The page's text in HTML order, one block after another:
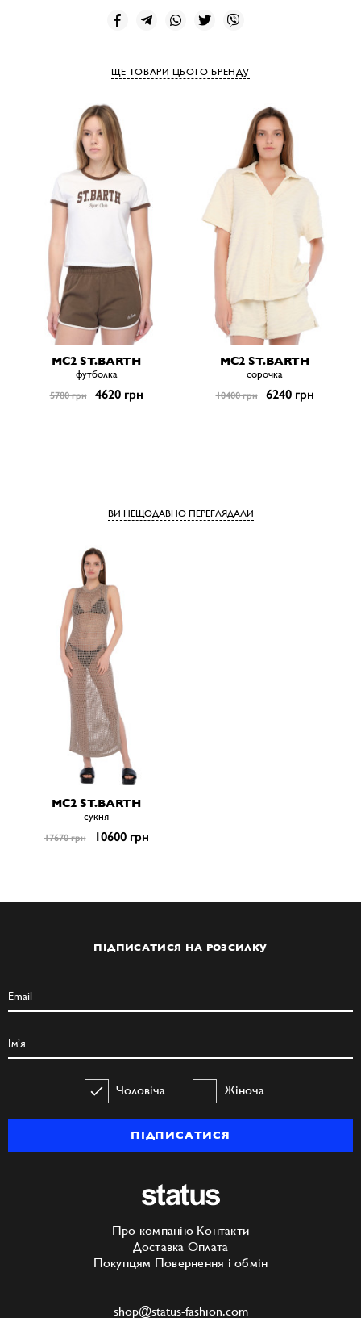
ЩЕ ТОВАРИ ЦЬОГО БРЕНДУ
MC2 ST.BARTH
футболка
5780 грн 4620 грн
MC2 ST.BARTH
сорочка
10400 грн 6240 грн
ВИ НЕЩОДАВНО ПЕРЕГЛЯДАЛИ
MC2 ST.BARTH
сукня
17670 грн 10600 грн
ПІДПИСАТИСЯ НА РОЗСИЛКУ
Чоловіча Жіноча
ПІДПИСАТИСЯ
Про компанію Контакти
Доставка Оплата
Покупцям Повернення і обмін
shop@status-fashion.com